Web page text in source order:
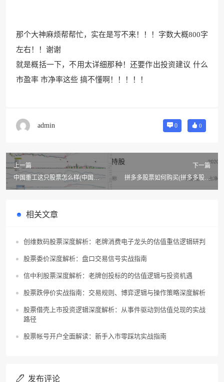
那个大神麻烦帮帮忙，实在是写不来！！！字数大概800字
左右！！谢谢
就是概括一下，不用太详细那种！还要作出投资建议 什么
市盈率 市净率这些 搞不懂啊！！！！！
admin 0 0
上一篇
中国重工这只股票怎么样(中国重
工股票能那吗)
下一篇
拼多多股票如何购买(拼多多股票
相关文章
创维数码股票深度解析：老牌消费电子龙头的估值重估逻辑研判
股票委价深度解析：盘口交易信号实战指南
信中利股票深度解析：老牌创投标的的估值逻辑与投资机遇
股票跌停价实战指南：交易规则、博弈逻辑与操作策略深度解析
股票借壳上市投资逻辑深度解析：从事件驱动到估值兑现的实战
路径
股票帐号开户全面解读：新手入市零踩坑实战指南
发布评论